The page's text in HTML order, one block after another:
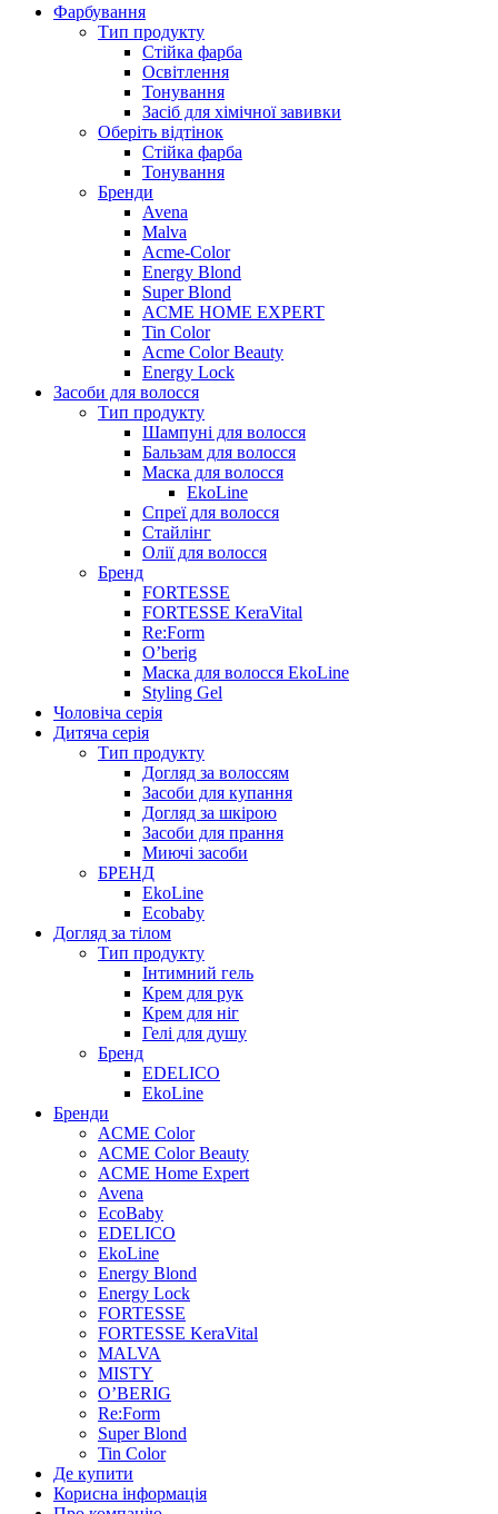
Фарбування
Тип продукту
Стійка фарба
Освітлення
Тонування
Засіб для хімічної завивки
Оберіть відтінок
Стійка фарба
Тонування
Бренди
Avena
Malva
Acme-Color
Energy Blond
Super Blond
ACME HOME EXPERT
Tin Color
Acme Color Beauty
Energy Lock
Засоби для волосся
Тип продукту
Шампуні для волосся
Бальзам для волосся
Маска для волосся
EkoLine
Спреї для волосся
Стайлінг
Олії для волосся
Бренд
FORTESSE
FORTESSE KeraVital
Re:Form
O’berig
Маска для волосся EkoLine
Styling Gel
Чоловіча серія
Дитяча серія
Тип продукту
Догляд за волоссям
Засоби для купання
Догляд за шкірою
Засоби для прання
Миючі засоби
БРЕНД
EkoLine
Ecobaby
Догляд за тілом
Тип продукту
Інтимний гель
Крем для рук
Крем для ніг
Гелі для душу
Бренд
EDELICO
EkoLine
Бренди
ACME Color
ACME Color Beauty
ACME Home Expert
Avena
EcoBaby
EDELICO
EkoLine
Energy Blond
Energy Lock
FORTESSE
FORTESSE KeraVital
MALVA
MISTY
O’BERIG
Re:Form
Super Blond
Tin Color
Де купити
Корисна інформація